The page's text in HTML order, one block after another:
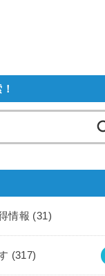
情報 (31)
(317)